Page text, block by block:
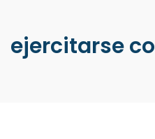
ejercitarse